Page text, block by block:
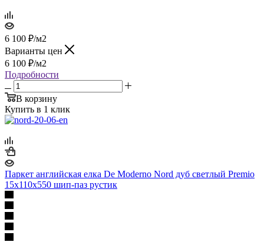
6 100 ₽/м2
Варианты цен
6 100 ₽/м2
Подробности
В корзину
Купить в 1 клик
Паркет английская елка De Moderno Nord дуб светлый Premio
15х110х550 шип-паз рустик